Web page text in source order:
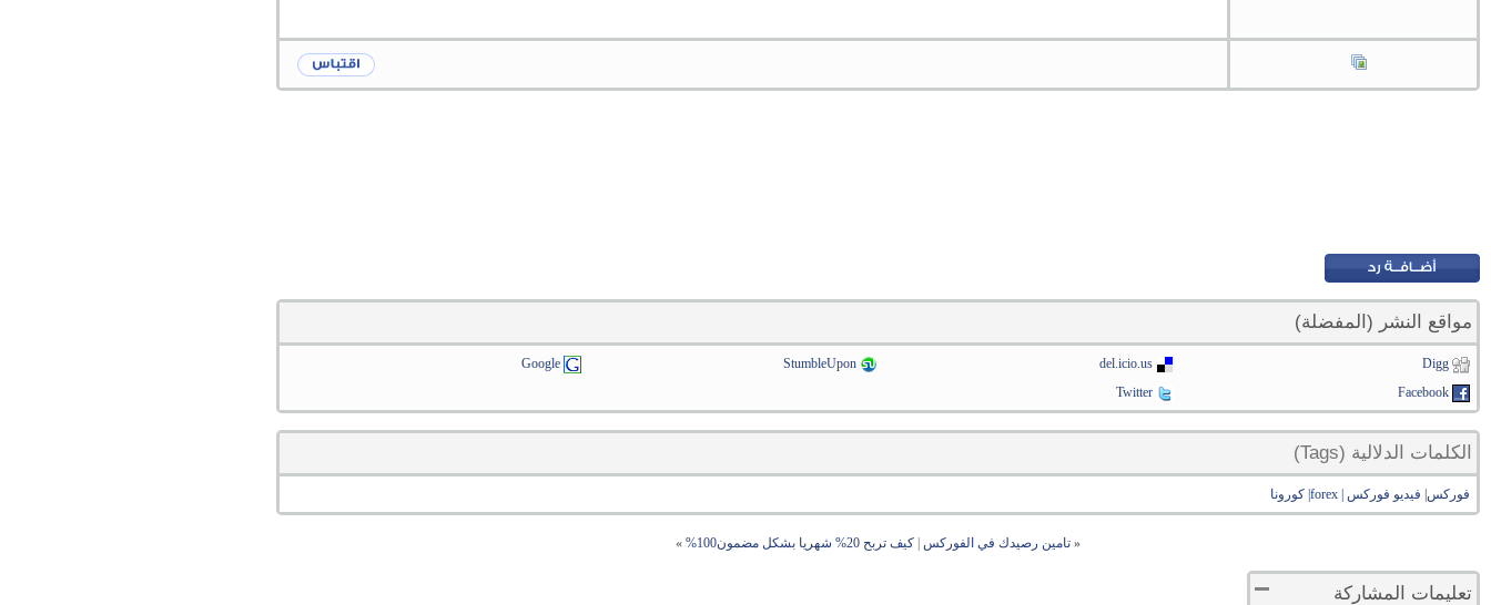
مواقع النشر (المفضلة)
Digg
del.icio.us
StumbleUpon
Google
Facebook
Twitter
الكلمات الدلالية (Tags)
فوركس| فيديو فوركس | forex| كورونا
« تامين رصيدك في الفوركس |كيف تربح 20% شهريا بشكل مضمون100% »
تعليمات المشاركة